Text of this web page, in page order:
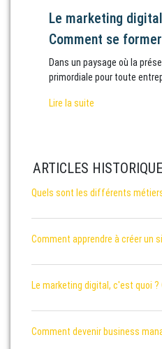
Le marketing
Comment se
Dans un paysage où la
primordiale pour toute
Lire la suite
ARTICLES
Quels sont les différents
Comment apprendre à créer un
Le marketing digital, c'est quoi
Comment devenir business